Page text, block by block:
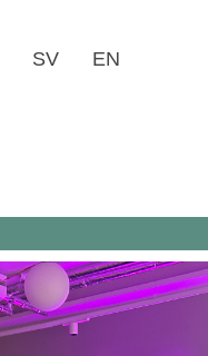
SV EN